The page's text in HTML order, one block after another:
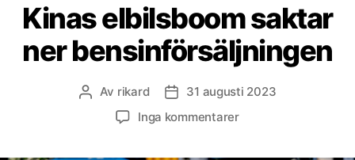
Kinas elbilsboom saktar
ner bensinförsäljningen
Inläggsförfattare
Av rikard Inläggsdatum
31 augusti 2023
Inga kommentarertill